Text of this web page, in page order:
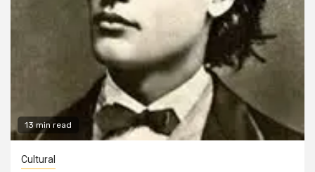
13 min read
Cultural